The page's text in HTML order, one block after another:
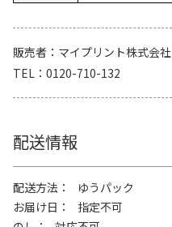
販売者
マイプリント株式会社
TEL
0120-710-132
配送情報
配送方法
ゆうパック
お届け日
指定不可